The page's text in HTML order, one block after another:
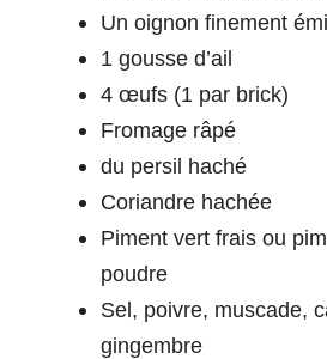
Un oignon finement
1 gousse d’ail
4 œufs (1 par brick)
Fromage râpé
du persil haché
Coriandre hachée
Piment vert frais ou
poudre
Sel, poivre, muscade,
gingembre